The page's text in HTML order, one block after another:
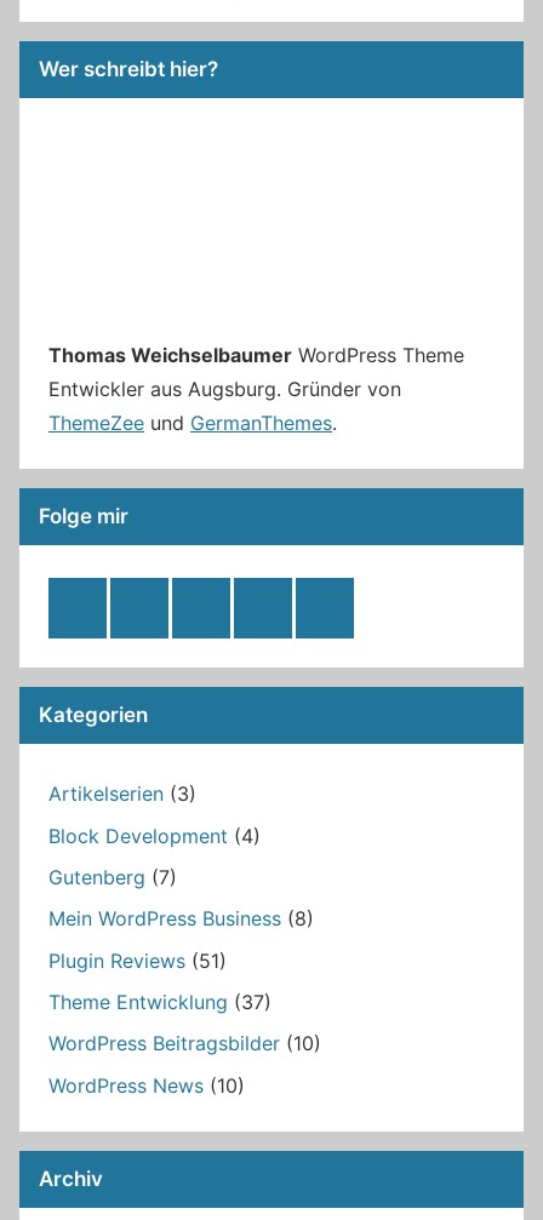
Wer schreibt hier?
Thomas Weichselbaumer WordPress Theme
Entwickler aus Augsburg. Gründer von
ThemeZee und GermanThemes.
Folge mir
Feed
Kategorien
Artikelserien (3)
Block Development (4)
Gutenberg (7)
Mein WordPress Business (8)
Plugin Reviews (51)
Theme Entwicklung (37)
WordPress Beitragsbilder (10)
WordPress News (10)
Archiv